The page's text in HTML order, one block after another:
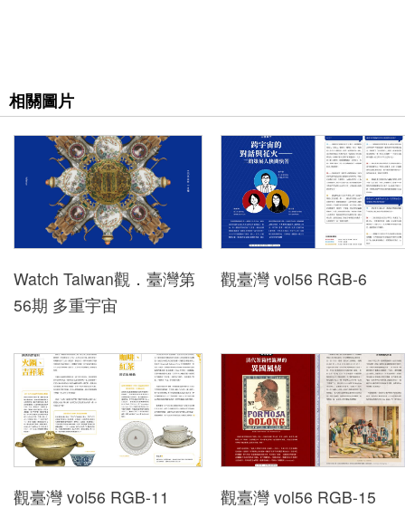
區
無
區
加
入
們
中文
日本語
相關圖片
Watch Taiwan觀．臺灣第
56期 多重宇宙
觀臺灣 vol56 RGB-6
觀臺灣 vol56 RGB-11 觀臺灣 vol56 RGB-15